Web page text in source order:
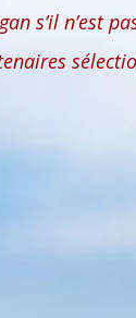
s’il n’est